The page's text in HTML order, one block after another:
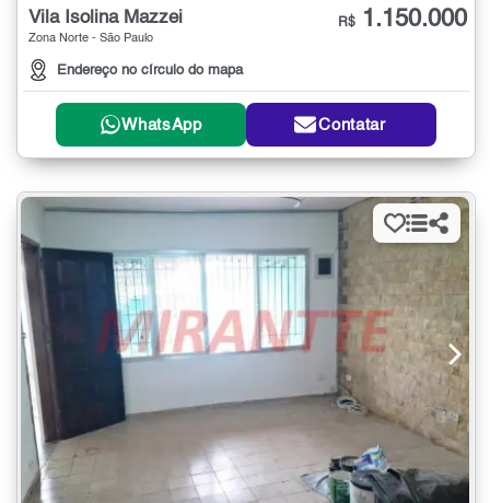
Vila Isolina Mazzei
Zona Norte - São Paulo
Endereço no círculo do mapa
R$ 1.150.000
WhatsApp Contatar